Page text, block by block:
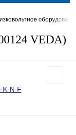
VEDA)